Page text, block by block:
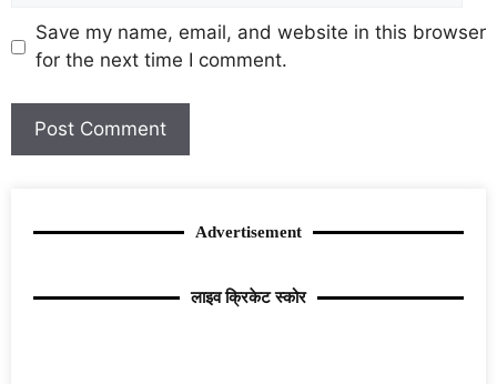
Save my name, email, and website in this browser
for the next time I comment.
Advertisement
लाइव क्रिकेट स्कोर